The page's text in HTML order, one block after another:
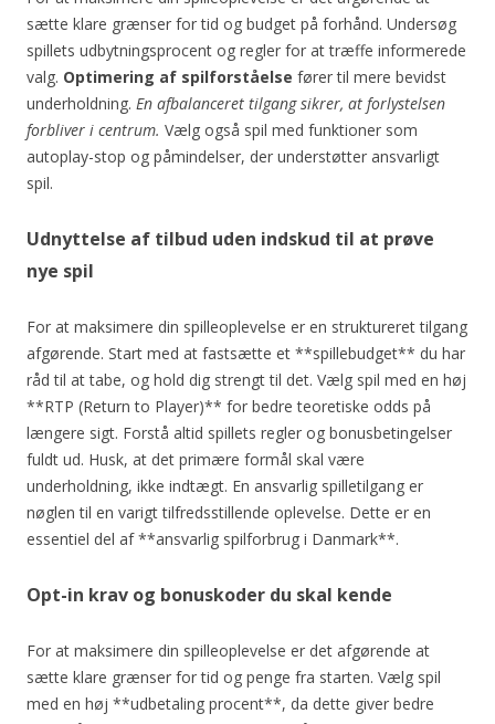
sætte klare grænser for tid og budget på forhånd. Undersøg
spillets udbytningsprocent og regler for at træffe informerede
valg. Optimering af spilforståelse fører til mere bevidst
underholdning. En afbalanceret tilgang sikrer, at forlystelsen
forbliver i centrum. Vælg også spil med funktioner som
autoplay-stop og påmindelser, der understøtter ansvarligt
spil.
Udnyttelse af tilbud uden indskud til at prøve
nye spil
For at maksimere din spilleoplevelse er en struktureret tilgang
afgørende. Start med at fastsætte et **spillebudget** du har
råd til at tabe, og hold dig strengt til det. Vælg spil med en høj
**RTP (Return to Player)** for bedre teoretiske odds på
længere sigt. Forstå altid spillets regler og bonusbetingelser
fuldt ud. Husk, at det primære formål skal være
underholdning, ikke indtægt. En ansvarlig spilletilgang er
nøglen til en varigt tilfredsstillende oplevelse. Dette er en
essentiel del af **ansvarlig spilforbrug i Danmark**.
Opt-in krav og bonuskoder du skal kende
For at maksimere din spilleoplevelse er det afgørende at
sætte klare grænser for tid og penge fra starten. Vælg spil
med en høj **udbetaling procent**, da dette giver bedre